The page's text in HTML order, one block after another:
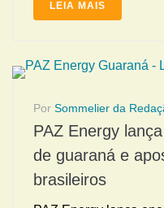
LEIA MAIS
Por Sommelier da
PAZ Energy
de guaraná e
brasileiros